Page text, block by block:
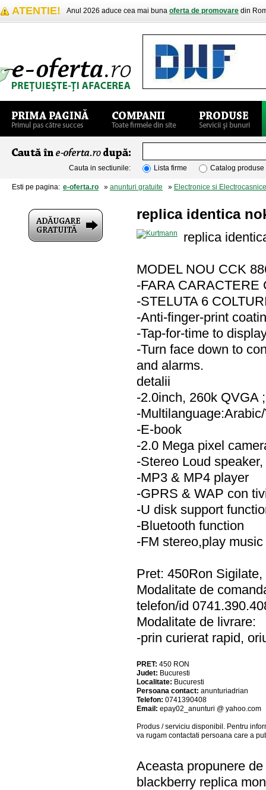
ATENTIE! Anul 2026 aduce cea mai buna oferta de promovare din
Cauta in sectiunile: Lista firme Catalog produse
Esti pe pagina: e-oferta.ro » anunturi gratuite » Electronice si Electrocasnice
replica identica
replica
MODEL NOU CCK
-FARA CARACTERE
-STELUTA 6
-Anti-finger-print
-Tap-for-time to
-Turn face down to
and alarms.
detalii
-2.0inch, 260k QVGA
-
-E-book
-2.0 Mega pixel
-Stereo Loud
-MP3 & MP4 player
-GPRS & WAP con
-U disk support
-Bluetooth function
-FM stereo,play
Pret: 450Ron
Modalitate de
telefon/id
Modalitate de livrare:
-prin curierat rapid,
PRET: 450 RON
Judet: Bucuresti
Localitate: Bucuresti
Persoana contact: anunturiadrian
Telefon: 0741390408
Email: epay02_anunturi @ yahoo.com
Produs / serviciu disponibil . Pentru
va rugam contactati persoana care a
Aceasta propunere
blackberry replica